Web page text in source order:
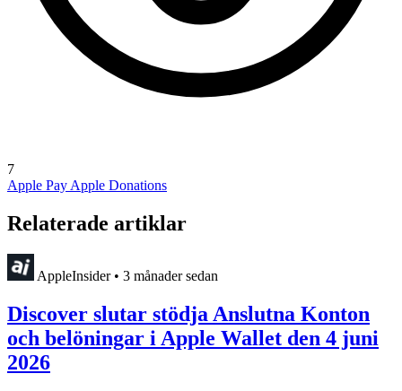
7
Apple Pay Apple Donations
Relaterade artiklar
AppleInsider • 3 månader sedan
Discover slutar stödja Anslutna Konton
och belöningar i Apple Wallet den 4 juni
2026